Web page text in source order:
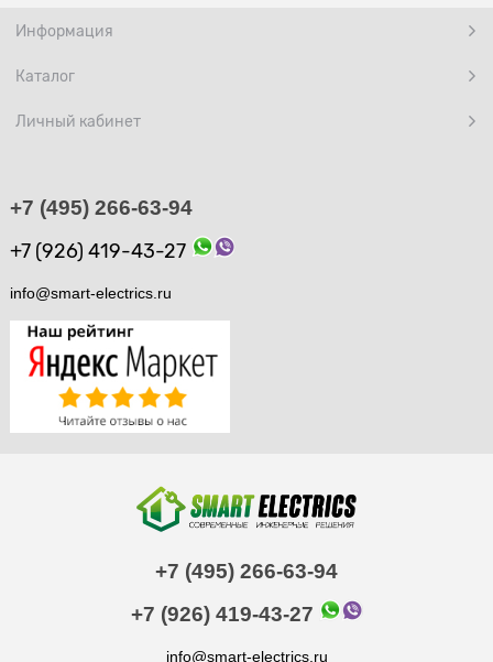
Информация
Каталог
Личный кабинет
+7 (495) 266-63-94
+7 (926) 419-43-27
info@smart-electrics.ru
+7 (495) 266-63-94
+7 (926) 419-43-27
info@smart-electrics.ru